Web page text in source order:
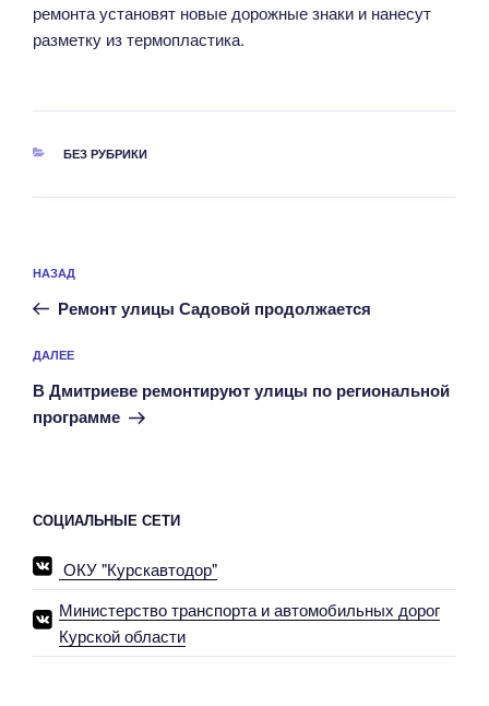
ремонта установят новые дорожные знаки и нанесут
разметку из термопластика.
РУБРИКИ
БЕЗ РУБРИКИ
по
записям
Предыдущая
запись:
НАЗАД
Ремонт улицы Садовой продолжается
Следующая
запись
ДАЛЕЕ
В Дмитриеве ремонтируют улицы по региональной
программе
СОЦИАЛЬНЫЕ СЕТИ
ОКУ "Курскавтодор"
Министерство транспорта и автомобильных дорог
Курской области